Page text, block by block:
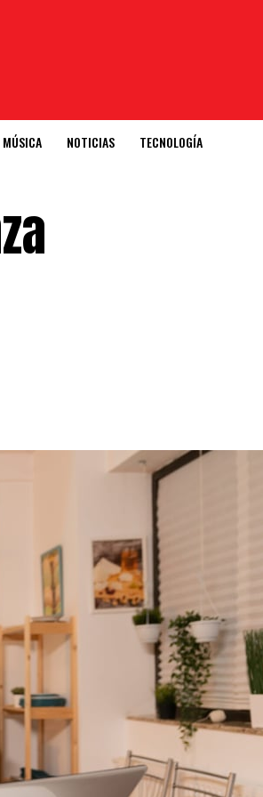
MÚSICA NOTICIAS TECNOLOGÍA